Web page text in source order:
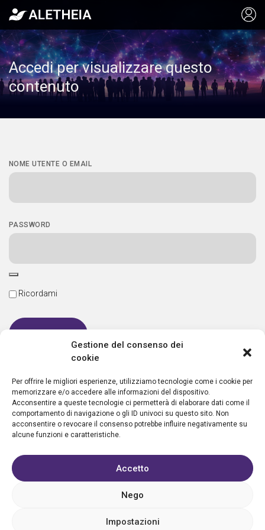
Gestione del consenso dei
cookie
Per offrire le migliori esperienze, utilizziamo tecnologie come i cookie per
memorizzare e/o accedere alle informazioni del dispositivo.
Acconsentire a queste tecnologie ci permetterà di elaborare dati come il
comportamento di navigazione o gli ID univoci su questo sito. Non
acconsentire o revocare il consenso potrebbe influire negativamente su
alcune funzioni e caratteristiche.
Accetto
Nego
Impostazioni
Accedi per visualizzare questo
contenuto
NOME UTENTE O EMAIL
PASSWORD
Ricordami
Nuovo utente?Crea un account
Condizioni d’uso